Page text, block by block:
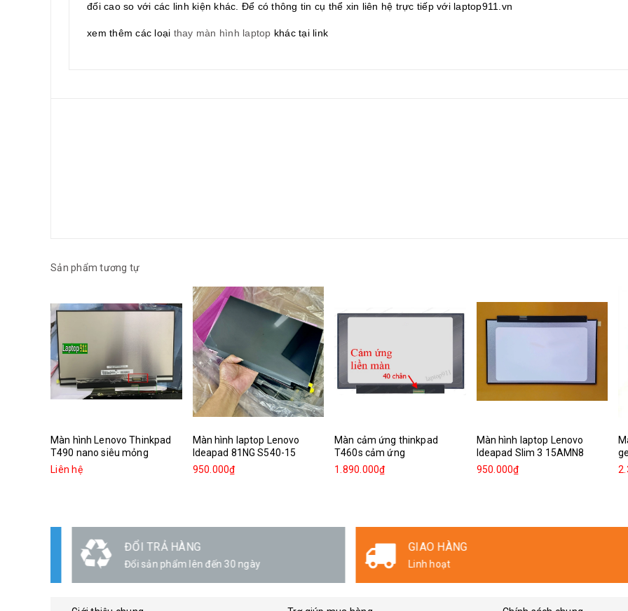
đối cao so với các linh kiện khác. Để có thông tin cụ thể xin liên hệ trực tiếp với laptop911.vn
xem thêm các loại thay màn hình laptop khác tại link
Sản phẩm tương tự
Màn hình Lenovo Thinkpad
T490 nano siêu mỏng
Liên hệ
Màn hình laptop Lenovo
Ideapad 81NG S540-15
950.000₫
Màn cảm ứng thinkpad
T460s cảm ứng
1.890.000₫
Màn hình laptop Lenovo
Ideapad Slim 3 15AMN8
950.000₫
ĐỔI TRẢ HÀNG
Đổi sản phẩm lên đến 30 ngày
GIAO HÀNG
Linh hoạt